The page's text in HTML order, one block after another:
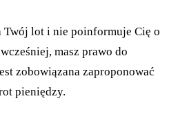
Twój lot i nie poinformuje Cię o
masz prawo do
zobowiązana zaproponować
pieniędzy.